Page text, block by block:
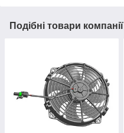
Подібні товари компанії